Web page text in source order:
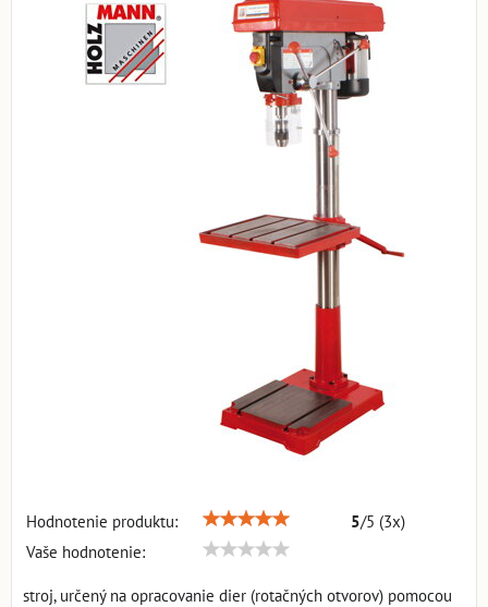
Hodnotenie produktu: 5/5 (3x)
Vaše hodnotenie:
stroj, určený na opracovanie dier (rotačných otvorov) pomocou